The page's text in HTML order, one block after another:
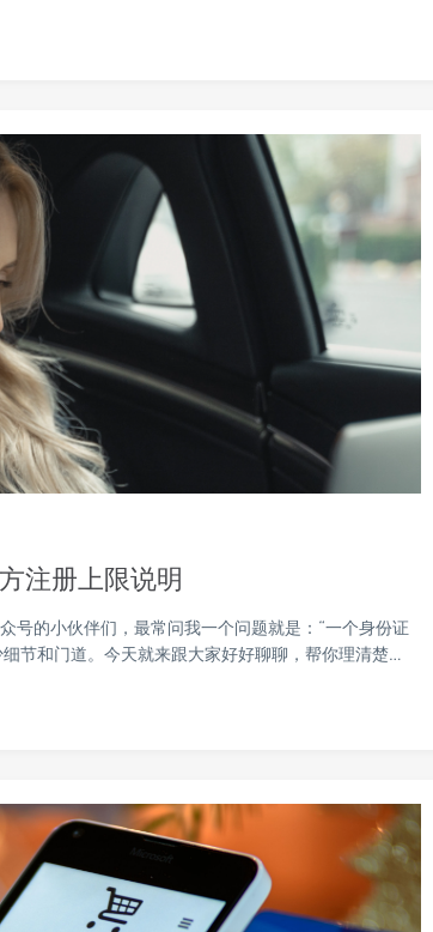
注册上限说明
号的小伙伴们，最常问我一个问题就是：“一个身份证
节和门道。今天就来跟大家好好聊聊，帮你理清楚…